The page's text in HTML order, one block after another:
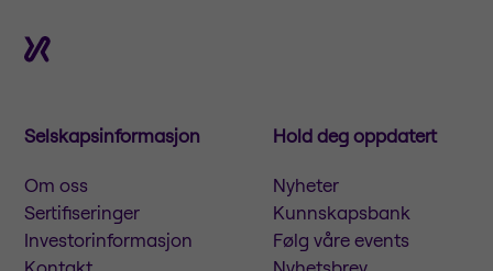
Selskapsinformasjon
Om oss
Sertifiseringer
Investorinformasjon
Hold deg oppdatert
Nyheter
Kunnskapsbank
Følg våre events